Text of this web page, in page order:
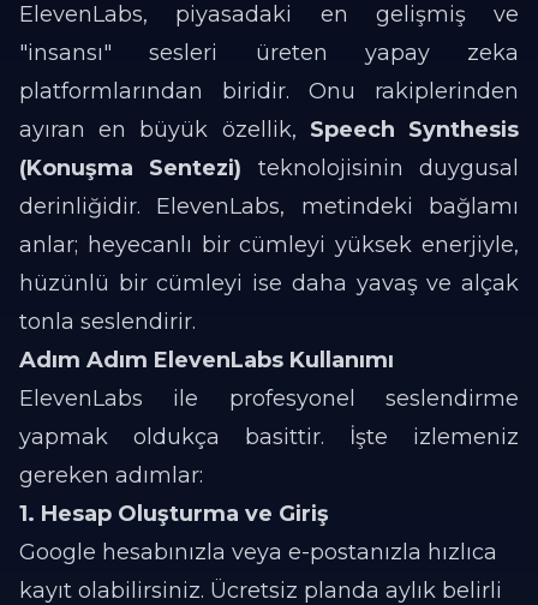
ElevenLabs, piyasadaki en gelişmiş ve
"insansı" sesleri üreten yapay zeka
platformlarından biridir. Onu rakiplerinden
ayıran en büyük özellik, Speech Synthesis
(Konuşma Sentezi) teknolojisinin duygusal
derinliğidir. ElevenLabs, metindeki bağlamı
anlar; heyecanlı bir cümleyi yüksek enerjiyle,
hüzünlü bir cümleyi ise daha yavaş ve alçak
tonla seslendirir.
Adım Adım ElevenLabs Kullanımı
ElevenLabs ile profesyonel seslendirme
yapmak oldukça basittir. İşte izlemeniz
gereken adımlar:
1. Hesap Oluşturma ve Giriş
Google hesabınızla veya e-postanızla hızlıca
kayıt olabilirsiniz. Ücretsiz planda aylık belirli